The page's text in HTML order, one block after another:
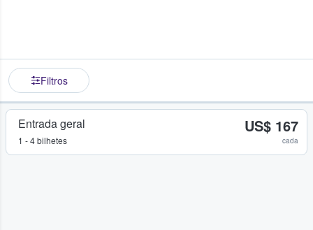
Filtros
Entrada geral
1 - 4 bilhetes
US$ 167
cada